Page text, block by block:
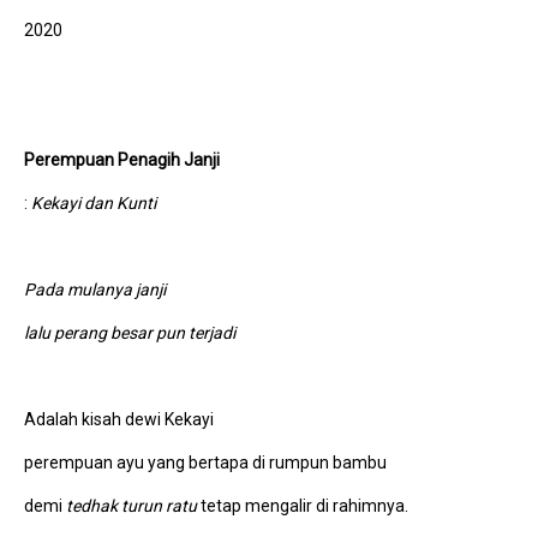
2020
Perempuan Penagih Janji
: Kekayi dan Kunti
Pada mulanya janji
lalu perang besar pun terjadi
Adalah kisah dewi Kekayi
perempuan ayu yang bertapa di rumpun bambu
demi tedhak turun ratutetap mengalir di rahimnya.